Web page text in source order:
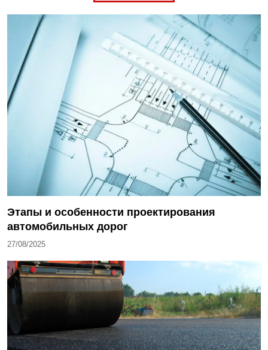
Этапы и особенности проектирования
автомобильных дорог
27/08/2025